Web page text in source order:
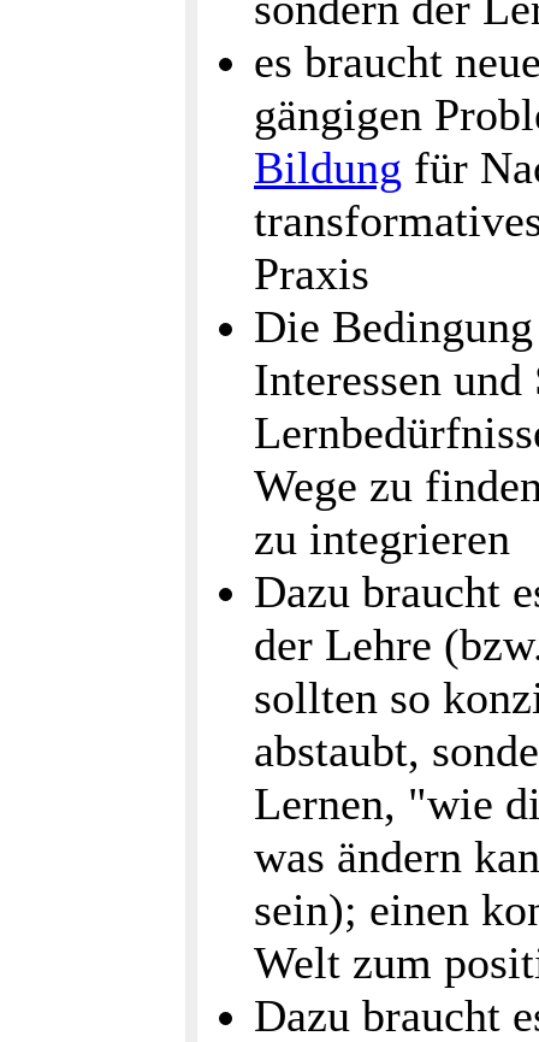
es braucht
gängigen
Bildung für
Praxis
Die
Interessen
Wege zu
zu integrieren
Dazu braucht
der Lehre
sollten so
abstaubt,
Lernen, "wie
was ändern
sein); einen
Welt zum
Dazu braucht